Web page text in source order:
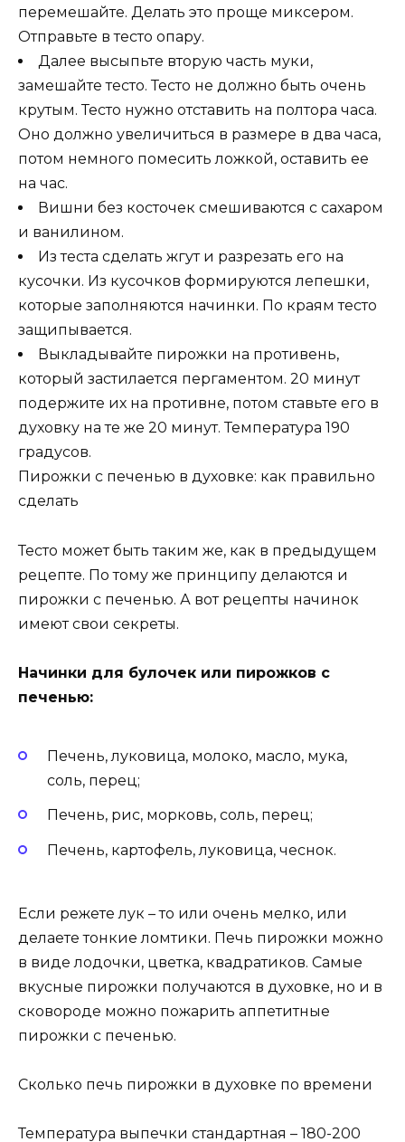
перемешайте. Делать это проще миксером.
Отправьте в тесто опару.
Далее высыпьте вторую часть муки,
замешайте тесто. Тесто не должно быть очень
крутым. Тесто нужно отставить на полтора часа.
Оно должно увеличиться в размере в два часа,
потом немного помесить ложкой, оставить ее
на час.
Вишни без косточек смешиваются с сахаром
и ванилином.
Из теста сделать жгут и разрезать его на
кусочки. Из кусочков формируются лепешки,
которые заполняются начинки. По краям тесто
защипывается.
Выкладывайте пирожки на противень,
который застилается пергаментом. 20 минут
подержите их на противне, потом ставьте его в
духовку на те же 20 минут. Температура 190
градусов.
Пирожки с печенью в духовке: как правильно
сделать
Тесто может быть таким же, как в предыдущем
рецепте. По тому же принципу делаются и
пирожки с печенью. А вот рецепты начинок
имеют свои секреты.
Начинки для булочек или пирожков с
печенью:
Печень, луковица, молоко, масло, мука,
соль, перец;
Печень, рис, морковь, соль, перец;
Печень, картофель, луковица, чеснок.
Если режете лук – то или очень мелко, или
делаете тонкие ломтики. Печь пирожки можно
в виде лодочки, цветка, квадратиков. Самые
вкусные пирожки получаются в духовке, но и в
сковороде можно пожарить аппетитные
пирожки с печенью.
Сколько печь пирожки в духовке по времени
Температура выпечки стандартная – 180-200